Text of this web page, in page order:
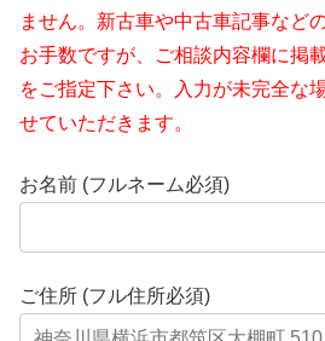
ません。新古車や中古車記事など
お手数ですが、ご相談内容欄に掲
をご指定下さい。入力が未完全な
せていただきます。
お名前 (フルネーム必須)
ご住所 (フル住所必須)